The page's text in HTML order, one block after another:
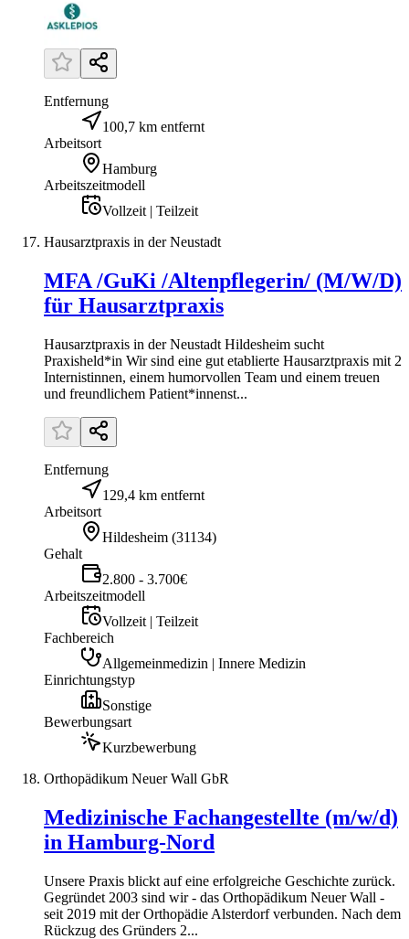
Entfernung
100,7 km entfernt
Arbeitsort
Hamburg
Arbeitszeitmodell
Vollzeit | Teilzeit
Hausarztpraxis in der Neustadt
MFA /GuKi /Altenpflegerin/ (M/W/D)
für Hausarztpraxis
Hausarztpraxis in der Neustadt Hildesheim sucht
Praxisheld*in Wir sind eine gut etablierte Hausarztpraxis mit 2
Internistinnen, einem humorvollen Team und einem treuen
und freundlichem Patient*innenst...
Entfernung
129,4 km entfernt
Arbeitsort
Hildesheim (31134)
Gehalt
2.800 - 3.700€
Arbeitszeitmodell
Vollzeit | Teilzeit
Fachbereich
Allgemeinmedizin | Innere Medizin
Einrichtungstyp
Sonstige
Bewerbungsart
Kurzbewerbung
Orthopädikum Neuer Wall GbR
Medizinische Fachangestellte (m/w/d)
in Hamburg-Nord
Unsere Praxis blickt auf eine erfolgreiche Geschichte zurück.
Gegründet 2003 sind wir - das Orthopädikum Neuer Wall -
seit 2019 mit der Orthopädie Alsterdorf verbunden. Nach dem
Rückzug des Gründers 2...